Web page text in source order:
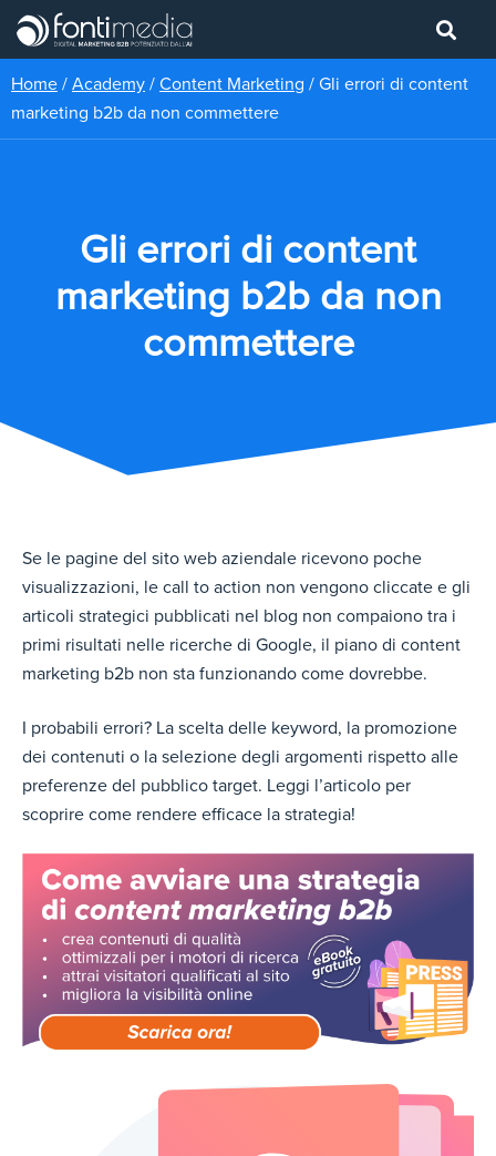
Home / Academy / Content Marketing / Gli errori di content
marketing b2b da non commettere
Gli errori di content
marketing b2b da non
commettere
Se le pagine del sito web aziendale ricevono poche
visualizzazioni, le call to action non vengono cliccate e gli
articoli strategici pubblicati nel blog non compaiono tra i
primi risultati nelle ricerche di Google, il piano di content
marketing b2b non sta funzionando come dovrebbe.
I probabili errori? La scelta delle keyword, la promozione
dei contenuti o la selezione degli argomenti rispetto alle
preferenze del pubblico target. Leggi l’articolo per
scoprire come rendere efficace la strategia!